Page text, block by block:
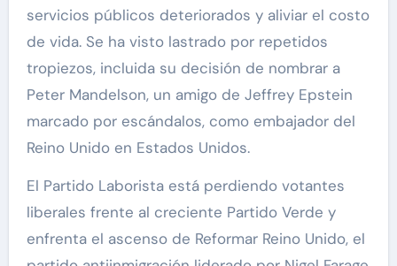
servicios públicos deteriorados y aliviar el costo
de vida. Se ha visto lastrado por repetidos
tropiezos, incluida su decisión de nombrar a
Peter Mandelson, un amigo de Jeffrey Epstein
marcado por escándalos, como embajador del
Reino Unido en Estados Unidos.
El Partido Laborista está perdiendo votantes
liberales frente al creciente Partido Verde y
enfrenta el ascenso de Reformar Reino Unido, el